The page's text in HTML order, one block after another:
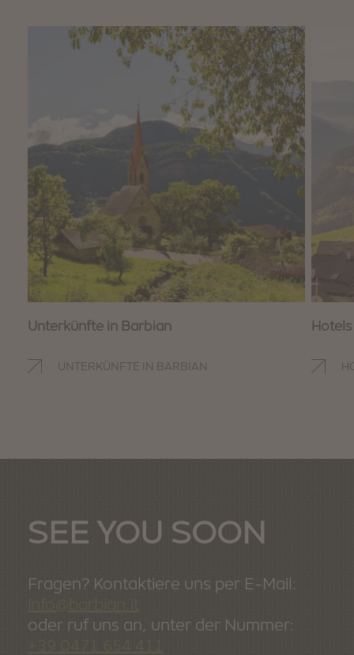
Unterkünfte in Barbian
UNTERKÜNFTE IN BARBIAN
SEE YOU SOON
Fragen? Kontaktiere uns per E-Mail:
oder ruf uns an, unter der Nummer: